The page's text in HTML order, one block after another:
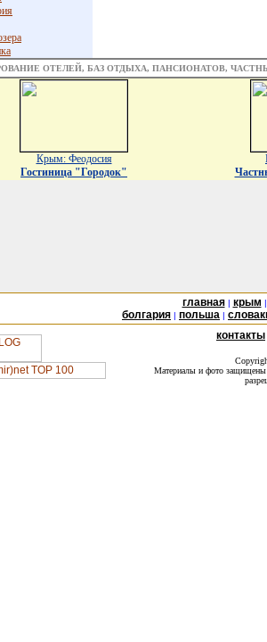
ОТЕЛЕЙ, БАЗ ОТДЫХА, ПАНСИОНАТОВ,
Крым: Феодосия
Гостиница "Городок"
главная| крым
болгария | польша |
контакты
Материалы и фото защищены